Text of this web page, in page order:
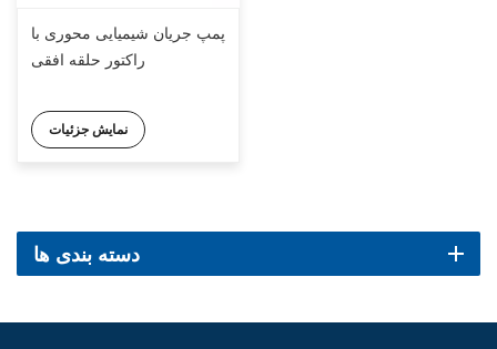
پمپ جریان شیمیایی محوری با
راکتور حلقه افقی
نمایش جزئیات
دسته بندی ها